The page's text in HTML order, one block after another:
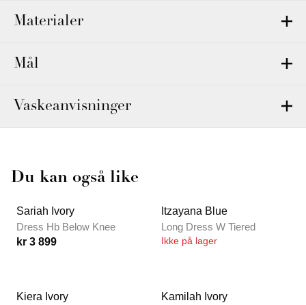
Materialer
Mål
Vaskeanvisninger
Du kan også like
Sariah Ivory
Dress Hb Below Knee
kr 3 899
Itzayana Blue
Long Dress W Tiered
Ikke på lager
Kiera Ivory
Kamilah Ivory